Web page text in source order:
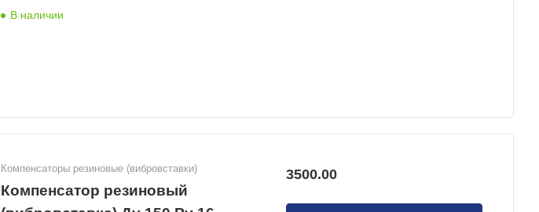
В наличии
Компенсаторы резиновые (вибровставки)
Компенсатор резиновый
3500.00